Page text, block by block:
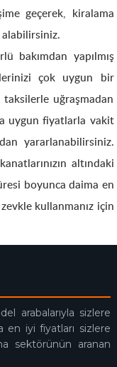
geçerek, kiralama
bakımdan yapılmış
çok uygun bir
uğraşmadan
uygun fiyatlarla vakit
yararlanabilirsiniz.
altındaki
boyunca daima en
kullanmanız için
arabalarıyla sizlere
en iyi fiyatları sizlere
sektörünün aranan